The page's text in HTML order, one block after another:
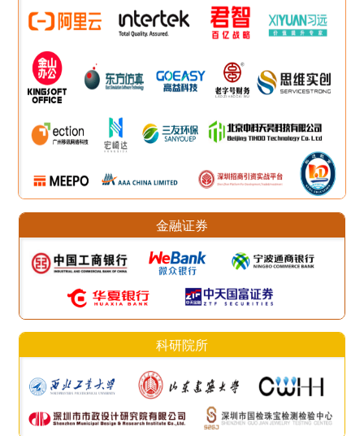
金融证券
科研院所